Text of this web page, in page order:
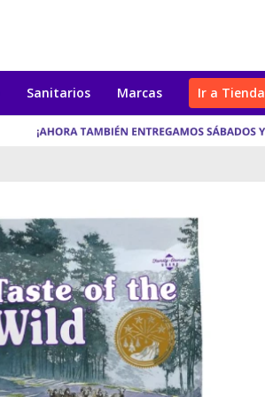
Sanitarios Marcas Ir a Tienda